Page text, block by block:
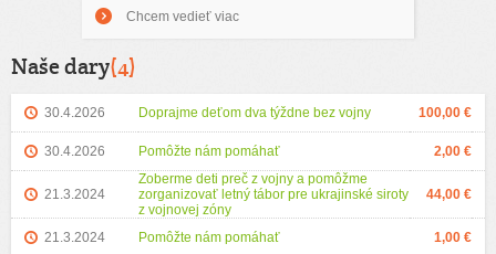
Chcem vedieť viac
Naše dary(4)
30.4.2026 Doprajme deťom dva týždne bez vojny 100,00 €
30.4.2026 Pomôžte nám pomáhať 2,00 €
21.3.2024
Zoberme deti preč z vojny a pomôžme
zorganizovať letný tábor pre ukrajinské siroty
z vojnovej zóny
44,00 €
21.3.2024 Pomôžte nám pomáhať 1,00 €